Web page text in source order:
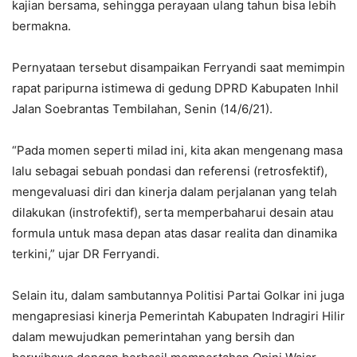
kajian bersama, sehingga perayaan ulang tahun bisa lebih
bermakna.
Pernyataan tersebut disampaikan Ferryandi saat memimpin
rapat paripurna istimewa di gedung DPRD Kabupaten Inhil
Jalan Soebrantas Tembilahan, Senin (14/6/21).
“Pada momen seperti milad ini, kita akan mengenang masa
lalu sebagai sebuah pondasi dan referensi (retrosfektif),
mengevaluasi diri dan kinerja dalam perjalanan yang telah
dilakukan (instrofektif), serta memperbaharui desain atau
formula untuk masa depan atas dasar realita dan dinamika
terkini,” ujar DR Ferryandi.
Selain itu, dalam sambutannya Politisi Partai Golkar ini juga
mengapresiasi kinerja Pemerintah Kabupaten Indragiri Hilir
dalam mewujudkan pemerintahan yang bersih dan